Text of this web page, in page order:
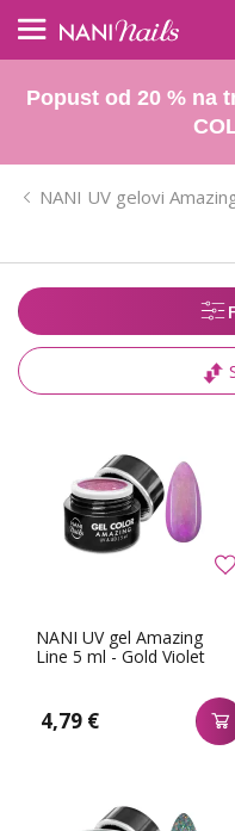
Popust od 20 % na
NANI UV gelovi
NANI UV gel Amazing
Line 5 ml - Gold Violet
4,79 €